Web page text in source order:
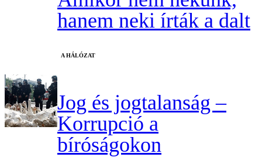
hanem neki írták a dalt
A HÁLÓZAT
Jog és jogtalanság –
Korrupció a
bíróságokon